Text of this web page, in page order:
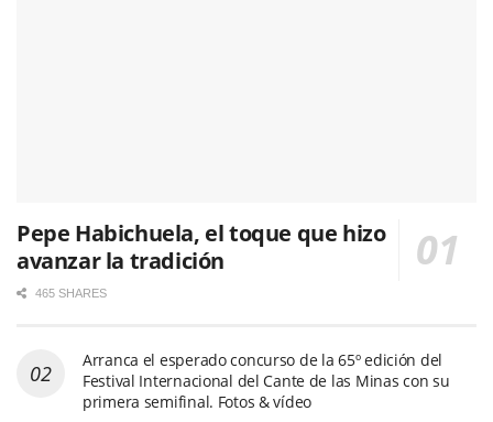
Pepe Habichuela, el toque que hizo
avanzar la tradición
465 SHARES
Arranca el esperado concurso de la 65º edición del
Festival Internacional del Cante de las Minas con su
primera semifinal. Fotos & vídeo